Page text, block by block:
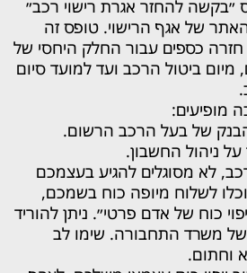
״בקשה להחזר אגרת רישוי רכב״
של אגף הרישוי. טופס זה
כספים עבור החלק היחסי של
ביטול הרכב ועד למועד סיום
מופיעים:
של בעל הרכב הרשום.
ניהול החשבון.
לא מסוגלים להגיע בעצמכם
לשלוח מיופה כוח בשמכם,
כוח של אדם פרטי״. ניתן להוריד
משרד התחבורה. שימו לב
וחתום.